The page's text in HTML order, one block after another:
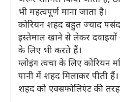
भी महत्वपूर्ण माना जाता है।
कोरियन शहद बहुत ज्याद
इस्तेमाल खाने से लेकर
के लिए भी करते हैं।
ग्लोइंग त्वचा के लिए कोरियन
पानी में शहद मिलाकर पीती
शहद को एक्सफोलिएंट की